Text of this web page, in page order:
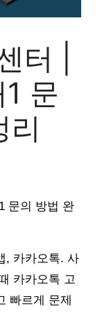
터 |
문
리
문의 방법 완
, 카카오톡. 사
카카오톡 고
빠르게 문제